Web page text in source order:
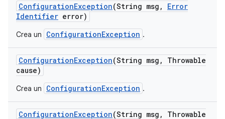
ConfigurationException(String msg ,
Error
Identifier error)
Crea un ConfigurationException .
ConfigurationException(String msg ,
Throwable
cause)
Crea un ConfigurationException .
ConfigurationException(String msg ,
Throwable